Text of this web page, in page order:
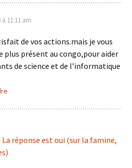
à 11:11 am
de vos actions.mais je vous
plus présent au congo,pour aider
de science et de l’informatique
La réponse est oui (sur la famine,